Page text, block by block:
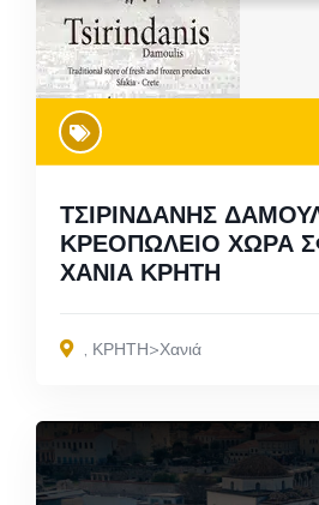
ΤΣΙΡΙΝΔΑΝΗΣ
ΚΡΕΟΠΩΛΕΙΟ ΧΩΡΑ
ΧΑΝΙΑ ΚΡΗΤΗ
, ΚΡΗΤΗ>Χανιά